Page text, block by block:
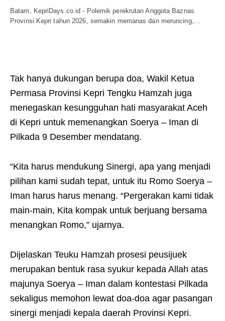
Batam, KepriDays.co.id - Polemik perekrutan Anggota Baznas
Provinsi Kepri tahun 2026, semakin memanas dan meruncing,…
Tak hanya dukungan berupa doa, Wakil Ketua
Permasa Provinsi Kepri Tengku Hamzah juga
menegaskan kesungguhan hati masyarakat Aceh
di Kepri untuk memenangkan Soerya – Iman di
Pilkada 9 Desember mendatang.
“Kita harus mendukung Sinergi, apa yang menjadi
pilihan kami sudah tepat, untuk itu Romo Soerya –
Iman harus harus menang. “Pergerakan kami tidak
main-main, Kita kompak untuk berjuang bersama
menangkan Romo,” ujarnya.
Dijelaskan Teuku Hamzah prosesi peusijuek
merupakan bentuk rasa syukur kepada Allah atas
majunya Soerya – Iman dalam kontestasi Pilkada
sekaligus memohon lewat doa-doa agar pasangan
sinergi menjadi kepala daerah Provinsi Kepri.